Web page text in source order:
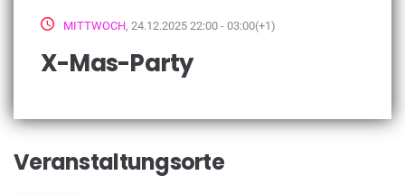
MITTWOCH, 24.12.2025 22:00 - 03:00(+1)
X-Mas-Party
Veranstaltungsorte